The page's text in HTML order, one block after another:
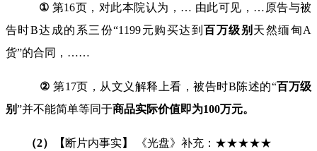
① 第16页，对此本院认为， … 由此可见， … 原告与被
告时B达成的系三份“1199元购买达到百万级别 天然缅甸A
货”的合同， ……
② 第17页，从文义解释上看，被告时B陈述的“百万级
别”并不能简单等同于商品实际价值即为100万元。
（2） 【 断片内事实】 《光盘》补充：★★★★★